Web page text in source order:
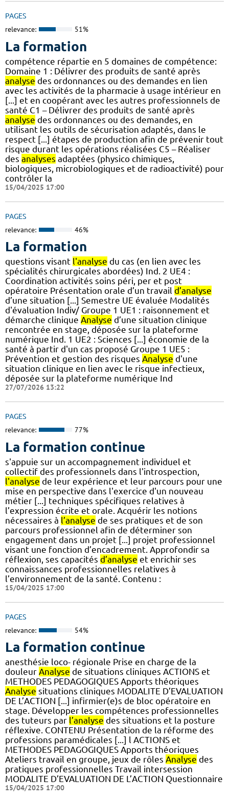
PAGES
relevance: 51%
La formation
compétence répartie en 5 domaines de compétence:
Domaine 1 : Délivrer des produits de santé après
analyse des ordonnances ou des demandes en lien
avec les activités de la pharmacie à usage intérieur en
[...] et en coopérant avec les autres professionnels de
santé C1 – Délivrer des produits de santé après
analyse des ordonnances ou des demandes, en
utilisant les outils de sécurisation adaptés, dans le
respect [...] étapes de production afin de prévenir tout
risque durant les opérations réalisées C5 – Réaliser
des analyses adaptées (physico chimiques,
biologiques, microbiologiques et de radioactivité) pour
contrôler la
15/04/2025 17:00
PAGES
relevance: 46%
La formation
questions visant l'analyse du cas (en lien avec les
spécialités chirurgicales abordées) Ind. 2 UE4 :
Coordination activités soins péri, per et post
opératoire Présentation orale d’un travail d’analyse
d’une situation [...] Semestre UE évaluée Modalités
d'évaluation Indiv/ Groupe 1 UE1 : raisonnement et
démarche clinique Analyse d’une situation clinique
rencontrée en stage, déposée sur la plateforme
numérique Ind. 1 UE2 : Sciences [...] économie de la
santé à partir d'un cas proposé Groupe 1 UE5 :
Prévention et gestion des risques Analyse d'une
situation clinique en lien avec le risque infectieux,
déposée sur la plateforme numérique Ind
27/07/2026 13:22
PAGES
relevance: 77%
La formation continue
s'appuie sur un accompagnement individuel et
collectif des professionnels dans l'introspection,
l'analyse de leur expérience et leur parcours pour une
mise en perspective dans l'exercice d'un nouveau
métier [...] techniques spécifiques relatives à
l’expression écrite et orale. Acquérir les notions
nécessaires à l’analyse de ses pratiques et de son
parcours professionnel afin de déterminer son
engagement dans un projet [...] projet professionnel
visant une fonction d’encadrement. Approfondir sa
réflexion, ses capacités d’analyse et enrichir ses
connaissances professionnelles relatives à
l’environnement de la santé. Contenu :
15/04/2025 17:00
PAGES
relevance: 54%
La formation continue
anesthésie loco- régionale Prise en charge de la
douleur Analyse de situations cliniques ACTIONS et
METHODES PEDAGOGIQUES Apports théoriques
Analyse situations cliniques MODALITE D’EVALUATION
DE L’ACTION [...] infirmier(e)s de bloc opératoire en
stage. Développer les compétences professionnelles
des tuteurs par l’analyse des situations et la posture
réflexive. CONTENU Présentation de la réforme des
professions paramédicales [...] l ACTIONS et
METHODES PEDAGOGIQUES Apports théoriques
Ateliers travail en groupe, jeux de rôles Analyse des
pratiques professionnelles Travail intersession
MODALITE D’EVALUATION DE L’ACTION Questionnaire
15/04/2025 17:00